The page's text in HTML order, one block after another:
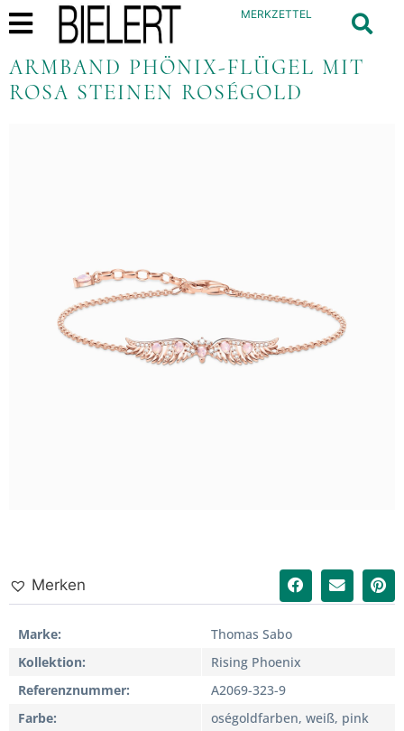
MERKZETTEL
ARMBAND PHÖNIX-FLÜGEL MIT
ROSA STEINEN ROSÉGOLD
Merken
Marke
Thomas Sabo
Kollektion
Rising Phoenix
Referenznummer
A2069-323-9
Farbe
oségoldfarben, weiß, pink